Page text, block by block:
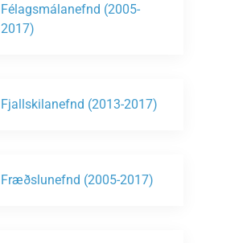
Félagsmálanefnd (2005-
2017)
Fjallskilanefnd (2013-2017)
Fræðslunefnd (2005-2017)